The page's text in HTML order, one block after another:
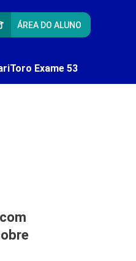
ÁREA DO ALUNO
Exame 53